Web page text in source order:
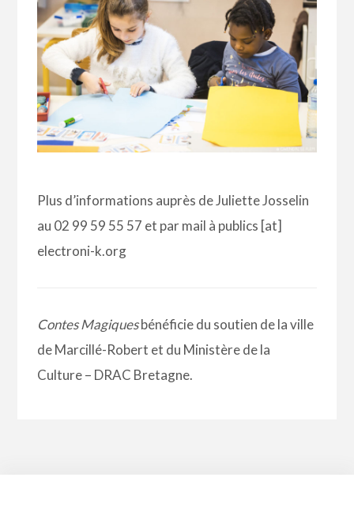
Plus d’informations auprès de Juliette Josselin
au 02 99 59 55 57 et par mail à publics [at]
electroni-k.org
Contes Magiquesbénéficie du soutien de la ville
de Marcillé-Robert et du Ministère de la
Culture – DRAC Bretagne.